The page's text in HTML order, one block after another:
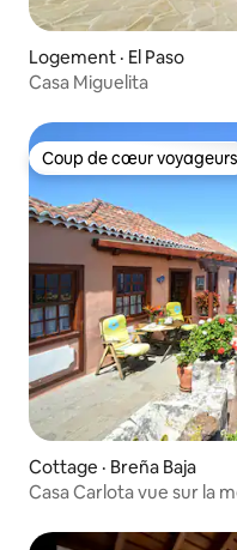
Logement · El Paso
Casa Miguelita
Coup de cœur voyageurs
Coup de cœur voyageurs
Cottage · Breña Baja
Casa Carlota vue sur la